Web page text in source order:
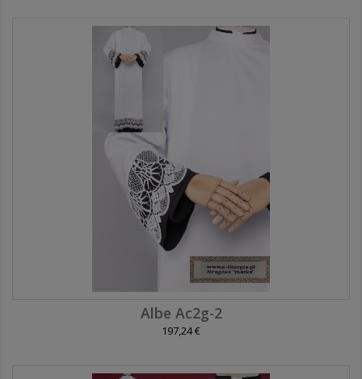
Albe Ac2g-2
197,24 €